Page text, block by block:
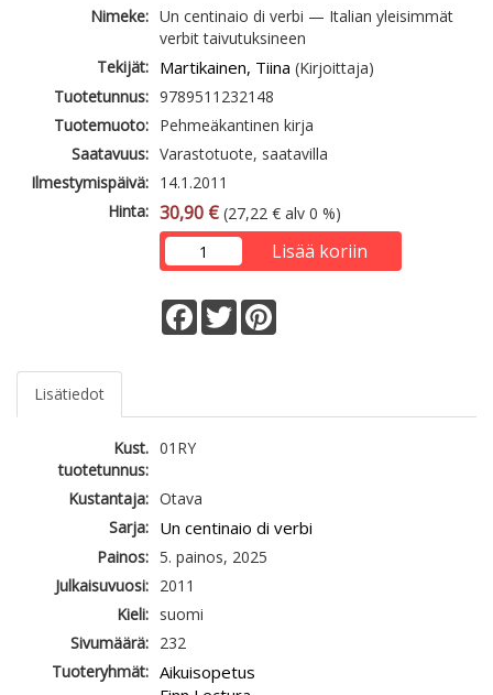
Nimeke: Un centinaio di verbi — Italian yleisimmät
verbit taivutuksineen
Tekijät: Martikainen, Tiina (Kirjoittaja)
Tuotetunnus: 9789511232148
Tuotemuoto: Pehmeäkantinen kirja
Saatavuus: Varastotuote, saatavilla
Ilmestymispäivä: 14.1.2011
Hinta: 30,90 € (27,22 € alv 0 %)
Lisää koriin
Facebook
Twitter
Lisätiedot
Kust.
tuotetunnus:
01RY
Kustantaja: Otava
Sarja: Un centinaio di verbi
Painos: 5. painos, 2025
Julkaisuvuosi: 2011
Kieli: suomi
Sivumäärä: 232
Tuoteryhmät: Aikuisopetus